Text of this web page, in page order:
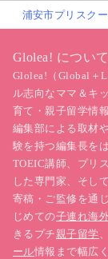
浦安市プリスク
Glolea! について
Glolea!（Global＋
ル志向なママ＆キ
育て・親子留学情
編集部による取材
験を持つ編集長を
TOEIC講師、プリ
した専門家、そし
寄稿・ご監修を通
じめての子連れ海
きるプチ親子留学
ール情報まで幅広